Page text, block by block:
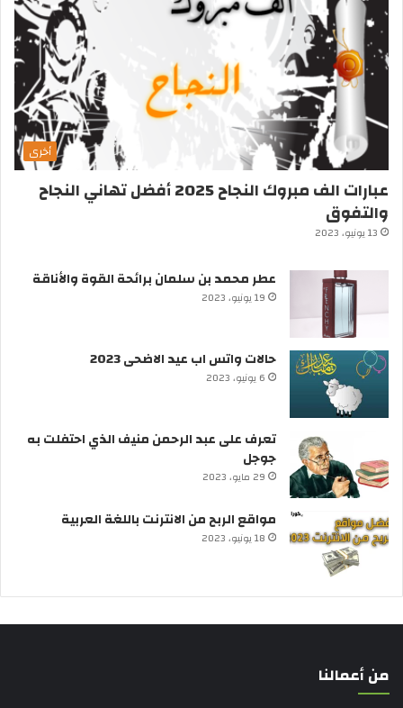
أخرى
عبارات الف مبروك النجاح 2025 أفضل تهاني النجاح
والتفوق
13 يونيو، 2023
عطر محمد بن سلمان برائحة القوة والأناقة
19 يونيو، 2023
حالات واتس اب عيد الاضحى 2023
6 يونيو، 2023
تعرف على عبد الرحمن منيف الذي احتفلت به
جوجل
29 مايو، 2023
مواقع الربح من الانترنت باللغة العربية
18 يونيو، 2023
من أعمالنا